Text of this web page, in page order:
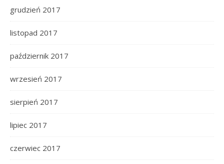
grudzień 2017
listopad 2017
październik 2017
wrzesień 2017
sierpień 2017
lipiec 2017
czerwiec 2017